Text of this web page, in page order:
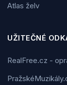
Atlas želv
UŽITEČNÉ
RealFree.cz -